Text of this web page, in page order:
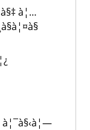
à¦…
à¦¯à§‹à¦—